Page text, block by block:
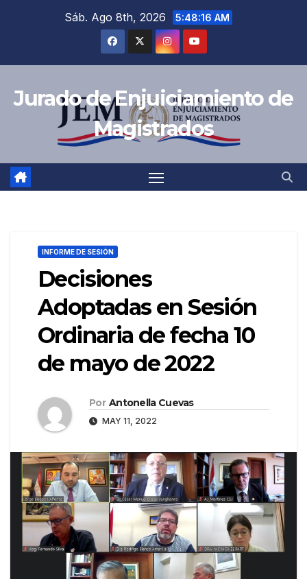
Sáb. Ago 8th, 2026 5:48:18 AM
Jurado de Enjuiciamiento de
Magistrados
INFORME DE SESIÓN
Decisiones
Adoptadas en Sesión
Ordinaria de fecha 10
de mayo de 2022
Por Antonella Cuevas
MAY 11, 2022